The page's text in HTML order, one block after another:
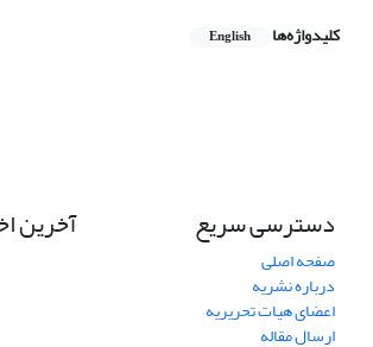
کلیدواژه‌ها English
دسترسی سریع
صفحه اصلی
درباره نشریه
اعضای هیات تحریریه
ارسال مقاله
آخرین